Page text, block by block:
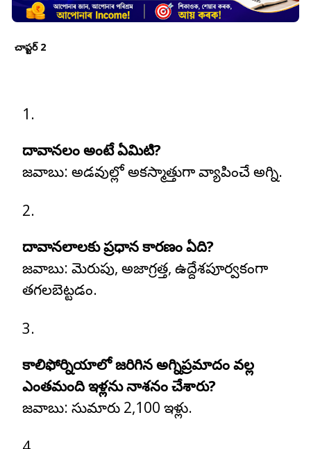
చాప్టర్ 2
దావానలం అంటే ఏమిటి?
జవాబు: అడవుల్లో అకస్మాత్తుగా వ్యాపించే అగ్ని.
దావానలాలకు ప్రధాన కారణం ఏది?
జవాబు: మెరుపు, అజాగ్రత్త, ఉద్దేశపూర్వకంగా
తగలబెట్టడం.
కాలిఫోర్నియాలో జరిగిన అగ్నిప్రమాదం వల్ల
ఎంతమంది ఇళ్లను నాశనం చేశారు?
జవాబు: సుమారు 2,100 ఇళ్లు.